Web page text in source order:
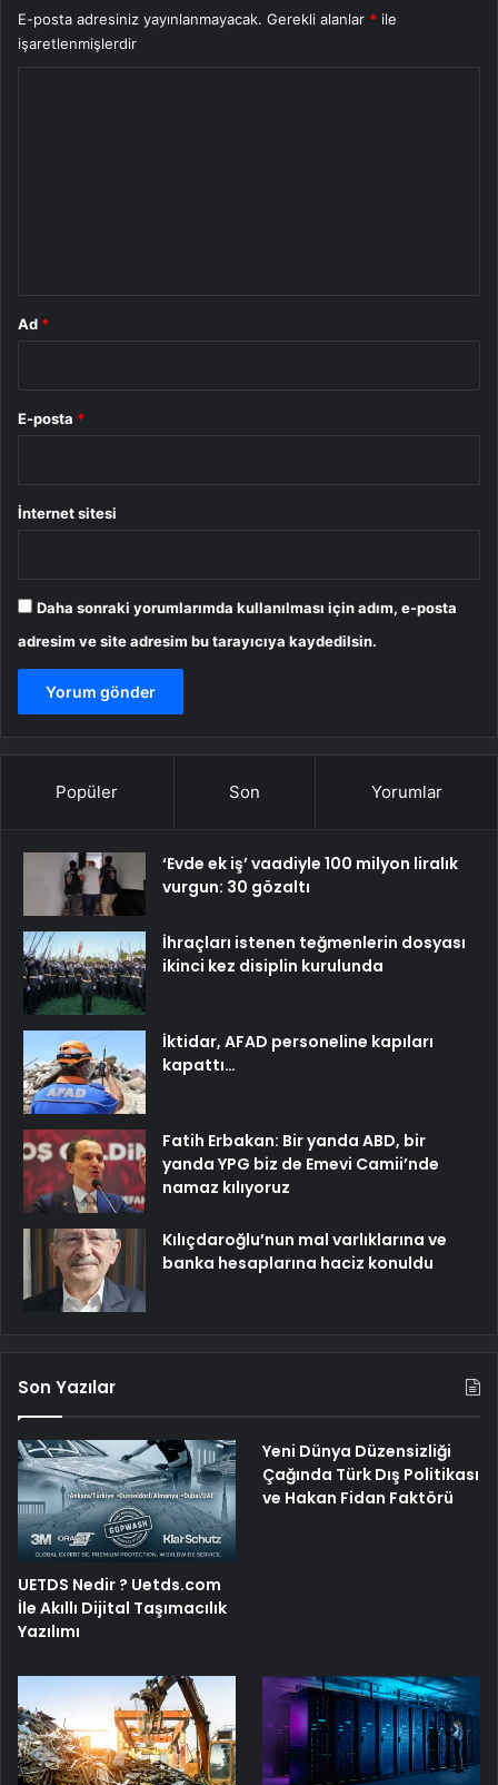
E-posta adresiniz yayınlanmayacak. Gerekli alanlar * ile
işaretlenmişlerdir
Ad *
E-posta *
İnternet sitesi
Daha sonraki yorumlarımda kullanılması için adım, e-posta
adresim ve site adresim bu tarayıcıya kaydedilsin.
Popüler Son Yorumlar
‘Evde ek iş’ vaadiyle 100 milyon liralık
vurgun: 30 gözaltı
İhraçları istenen teğmenlerin dosyası
ikinci kez disiplin kurulunda
İktidar, AFAD personeline kapıları
kapattı…
Fatih Erbakan: Bir yanda ABD, bir
yanda YPG biz de Emevi Camii’nde
namaz kılıyoruz
Kılıçdaroğlu’nun mal varlıklarına ve
banka hesaplarına haciz konuldu
Son Yazılar
UETDS Nedir ? Uetds.com
İle Akıllı Dijital Taşımacılık
Yazılımı
Yeni Dünya Düzensizliği
Çağında Türk Dış Politikası
ve Hakan Fidan Faktörü